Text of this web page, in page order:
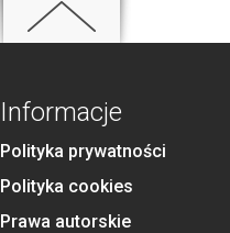
Informacje
Polityka prywatności
Polityka cookies
Prawa autorskie